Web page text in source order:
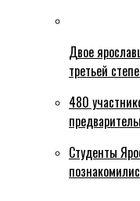
Двое
третьей
480
Студенты